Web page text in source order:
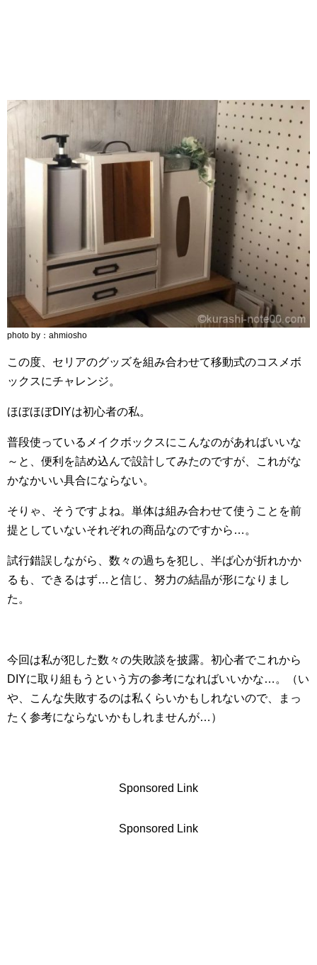
photo by：ahmiosho
この度、セリアのグッズを組み合わせて移動式のコスメボ
ックスにチャレンジ。
ほぼほぼDIYは初心者の私。
普段使っているメイクボックスにこんなのがあればいいな
～と、便利を詰め込んで設計してみたのですが、これがな
かなかいい具合にならない。
そりゃ、そうですよね。単体は組み合わせて使うことを前
提としていないそれぞれの商品なのですから…。
試行錯誤しながら、数々の過ちを犯し、半ば心が折れかか
るも、できるはず…と信じ、努力の結晶が形になりまし
た。
今回は私が犯した数々の失敗談を披露。初心者でこれから
DIYに取り組もうという方の参考になればいいかな…。（い
や、こんな失敗するのは私くらいかもしれないので、まっ
たく参考にならないかもしれませんが…）
Sponsored Link
Sponsored Link